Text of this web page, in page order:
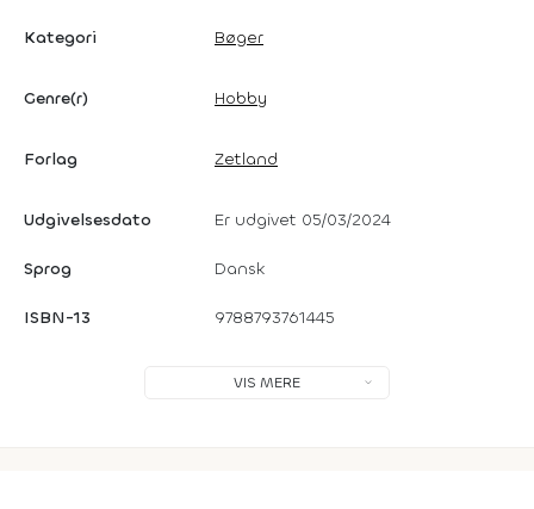
Kategori Bøger
Genre(r) Hobby
Forlag Zetland
Udgivelsesdato Er udgivet 05/03/2024
Sprog Dansk
ISBN-13 9788793761445
VIS MERE